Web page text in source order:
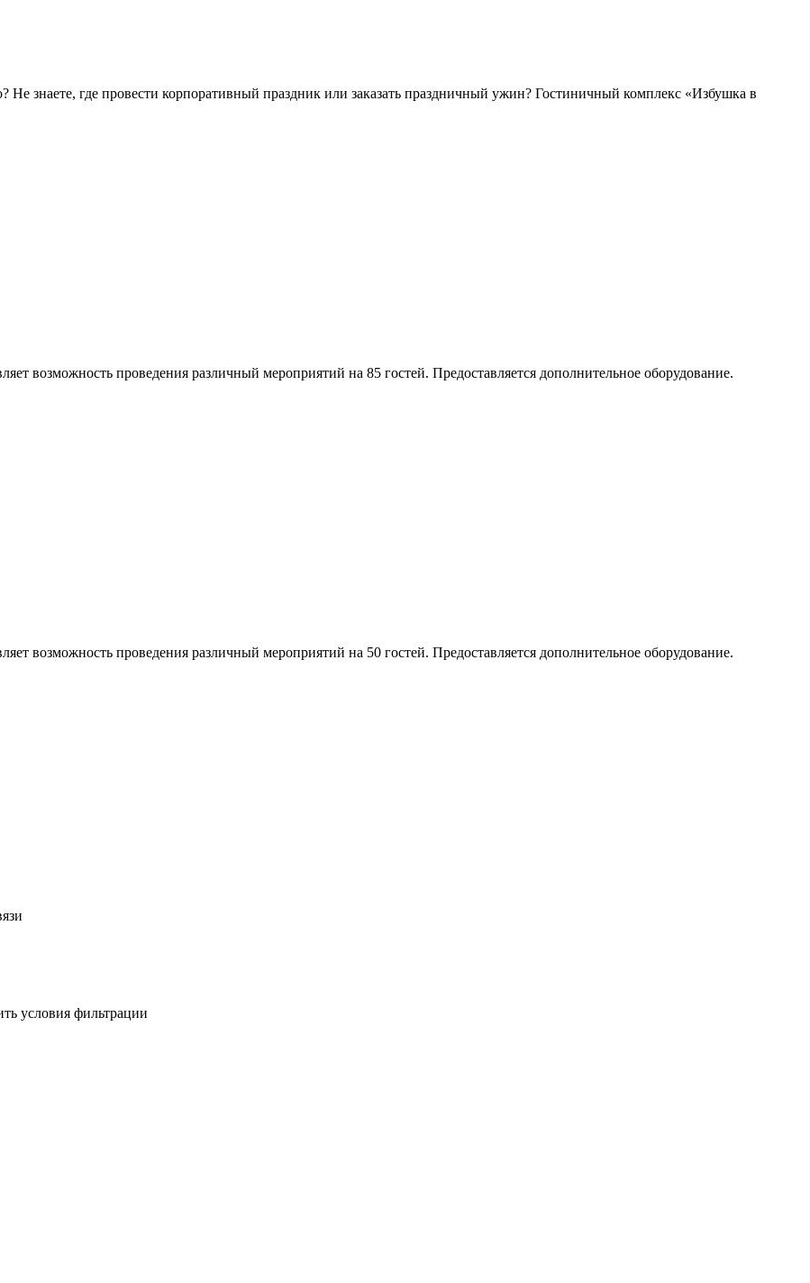
Не знаете, где провести корпоративный праздник или заказать праздничный ужин? Гостиничный комплекс «Избушка в
возможность проведения различный мероприятий на 85 гостей. Предоставляется дополнительное оборудование.
возможность проведения различный мероприятий на 50 гостей. Предоставляется дополнительное оборудование.
условия фильтрации